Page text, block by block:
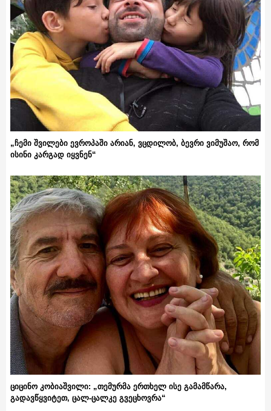
„ჩემი შვილები ევროპაში არიან, ვცდილობ, ბევრი ვიმუშაო, რომ
ისინი კარგად იყვნენ“
ციცინო კობიაშვილი: „თემურმა ერთხელ ისე გამამწარა,
გადავწყვიტეთ, ცალ-ცალკე გვეცხოვრა“